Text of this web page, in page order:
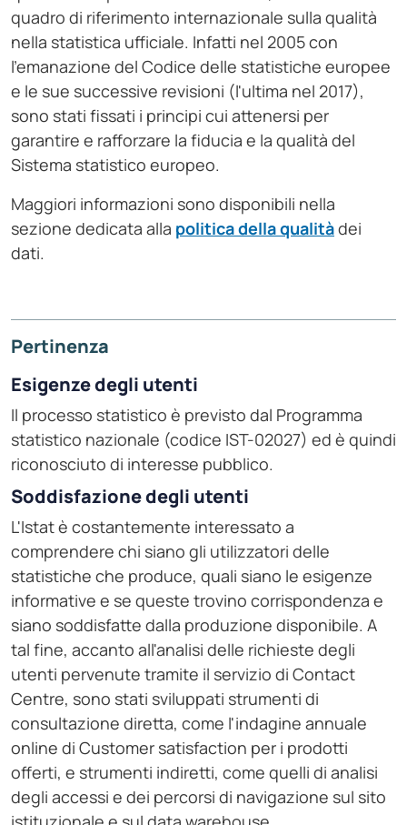
quadro di riferimento internazionale sulla qualità
nella statistica ufficiale. Infatti nel 2005 con
l'emanazione del Codice delle statistiche europee
e le sue successive revisioni (l'ultima nel 2017),
sono stati fissati i principi cui attenersi per
garantire e rafforzare la fiducia e la qualità del
Sistema statistico europeo.
Maggiori informazioni sono disponibili nella
sezione dedicata alla politica della qualitàdei
dati.
Pertinenza
Esigenze degli utenti
Il processo statistico è previsto dal Programma
statistico nazionale (codice IST-02027) ed è quindi
riconosciuto di interesse pubblico.
Soddisfazione degli utenti
L'Istat è costantemente interessato a
comprendere chi siano gli utilizzatori delle
statistiche che produce, quali siano le esigenze
informative e se queste trovino corrispondenza e
siano soddisfatte dalla produzione disponibile. A
tal fine, accanto all'analisi delle richieste degli
utenti pervenute tramite il servizio di Contact
Centre, sono stati sviluppati strumenti di
consultazione diretta, come l'indagine annuale
online di Customer satisfaction per i prodotti
offerti, e strumenti indiretti, come quelli di analisi
degli accessi e dei percorsi di navigazione sul sito